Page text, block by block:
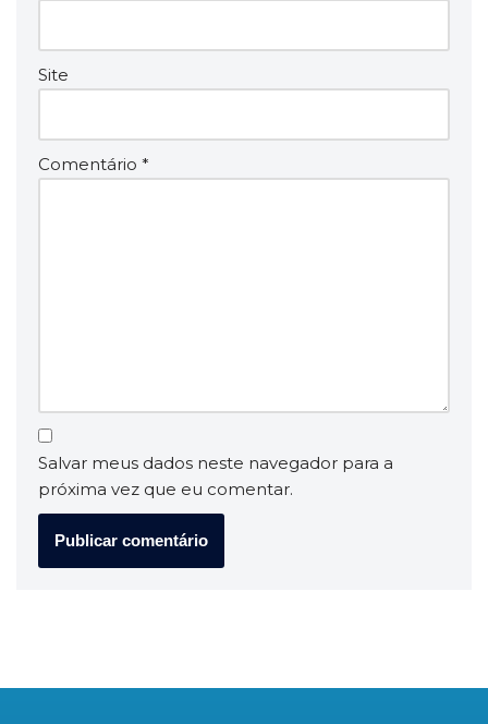
Site
Comentário *
Salvar meus dados neste navegador para a
próxima vez que eu comentar.